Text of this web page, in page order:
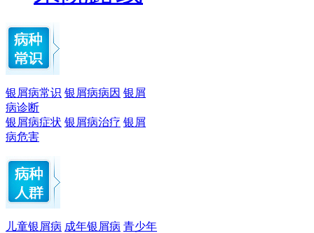
银屑病常识 银屑病病因 银屑
病诊断
银屑病症状 银屑病治疗 银屑
病危害
儿童银屑病 成年银屑病 青少年